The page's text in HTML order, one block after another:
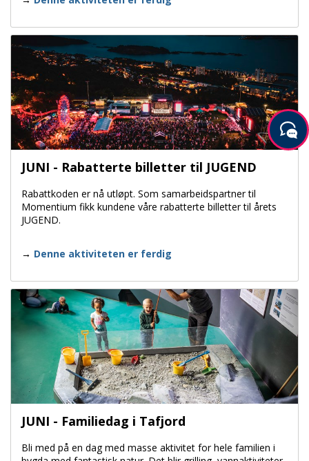
JUNI - Rabatterte billetter til JUGEND
Rabattkoden er nå utløpt. Som samarbeidspartner til
Momentium fikk kundene våre rabatterte billetter til årets
JUGEND.
Denne aktiviteten er ferdig
JUNI - Familiedag i Tafjord
Bli med på en dag med masse aktivitet for hele familien i